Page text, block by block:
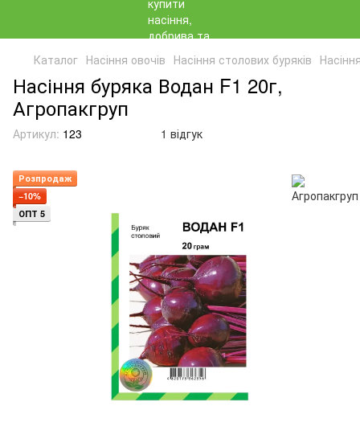
Каталог Насіння овочів Насіння столових буряків
Насіння буряка Водан F1 20г,
Агропакгруп
Артикул: 123 1 відгук
Розпродаж
−10%
ОПТ 5